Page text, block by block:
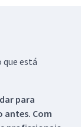
que está
para
antes. Com